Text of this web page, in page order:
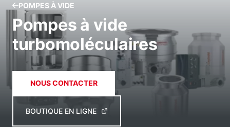
POMPES À VIDE
Pompes à vide
turbomoléculaires
NOUS CONTACTER
BOUTIQUE EN LIGNE